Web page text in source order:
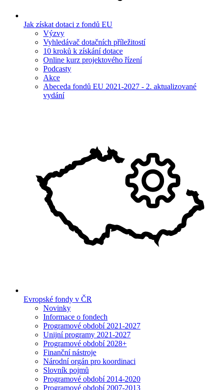
Jak získat dotaci z fondů EU
Výzvy
Vyhledávač dotačních příležitostí
10 kroků k získání dotace
Online kurz projektového řízení
Podcasty
Akce
Abeceda fondů EU 2021-2027 - 2. aktualizované
vydání
Evropské fondy v ČR
Novinky
Informace o fondech
Programové období 2021-2027
Unijní programy 2021-2027
Programové období 2028+
Finanční nástroje
Národní orgán pro koordinaci
Slovník pojmů
Programové období 2014-2020
Programové období 2007-2013